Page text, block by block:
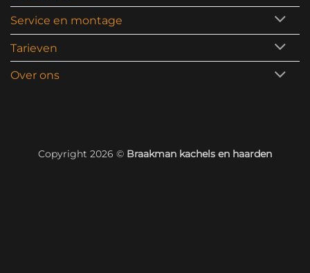
Service en montage
Tarieven
Over ons
Copyright 2026 © Braakman kachels en haarden